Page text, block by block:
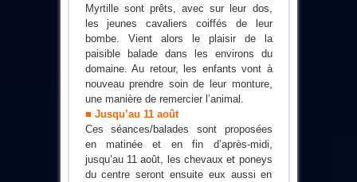
Myrtille sont prêts, avec sur leur dos,
les jeunes cavaliers coiffés de leur
bombe. Vient alors le plaisir de la
paisible balade dans les environs du
domaine. Au retour, les enfants vont à
nouveau prendre soin de leur monture,
une manière de remercier l’animal.
■ Jusqu’au 11 août
Ces séances/balades sont proposées
en matinée et en fin d’après-midi,
jusqu’au 11 août, les chevaux et poneys
du centre seront ensuite eux aussi en